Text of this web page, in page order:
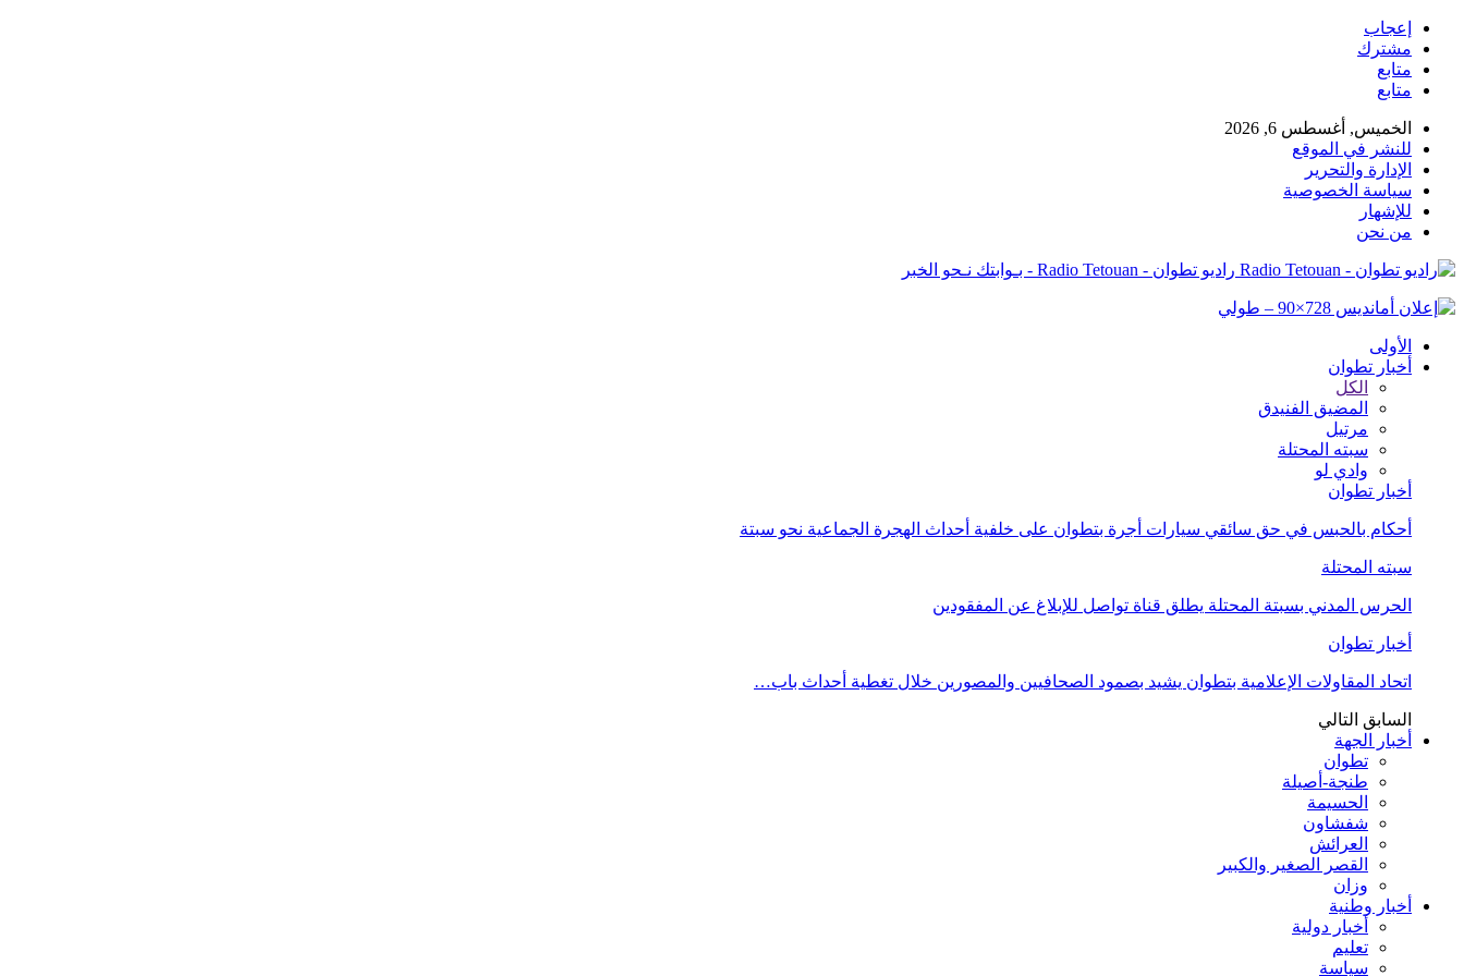
إعجاب
مشترك
متابع
متابع
الخميس, أغسطس 6, 2026
للنشر في الموقع
الإدارة والتحرير
سياسة الخصوصية
للإشهار
من نحن
راديو تطوان - Radio Tetouan - بـوابتك نـحو الخبر
الأولى
أخبار تطوان
الكل
المضيق الفنيدق
مرتيل
سبته المحتلة
وادي لو
أخبار تطوان
أحكام بالحبس في حق سائقي سيارات أجرة بتطوان على خلفية أحداث الهجرة الجماعية نحو سبتة
سبته المحتلة
الحرس المدني بسبتة المحتلة يطلق قناة تواصل للإبلاغ عن المفقودين
أخبار تطوان
اتحاد المقاولات الإعلامية بتطوان يشيد بصمود الصحافيين والمصورين خلال تغطية أحداث باب…
السابق التالي
أخبار الجهة
تطوان
طنجة-أصيلة
الحسيمة
شفشاون
العرائش
القصر الصغير والكبير
وزان
أخبار وطنية
أخبار دولية
تعليم
سياسة